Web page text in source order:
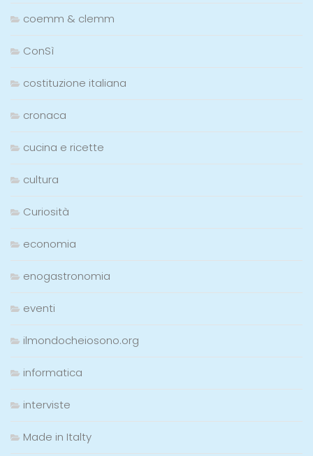
coemm & clemm
ConSì
costituzione italiana
cronaca
cucina e ricette
cultura
Curiosità
economia
enogastronomia
eventi
ilmondocheiosono.org
informatica
interviste
Made in Italty